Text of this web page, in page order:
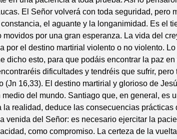
El Señor volverá con toda seguridad, pero
el aguante y la longanimidad. Es el
movidos por una gran esperanza. La vida del
por el destino martirial violento o no violento.
dicho esto, para que podáis encontrar la paz en
dificultades y tendréis que sufrir, pero
(Jn 16,33). El destino martirial y glorioso de
del mundo. Santiago que, en general, es
realidad, deduce las consecuencias prácticas
venida del Señor: es necesario ejercitar la
como compromiso. La certeza de la